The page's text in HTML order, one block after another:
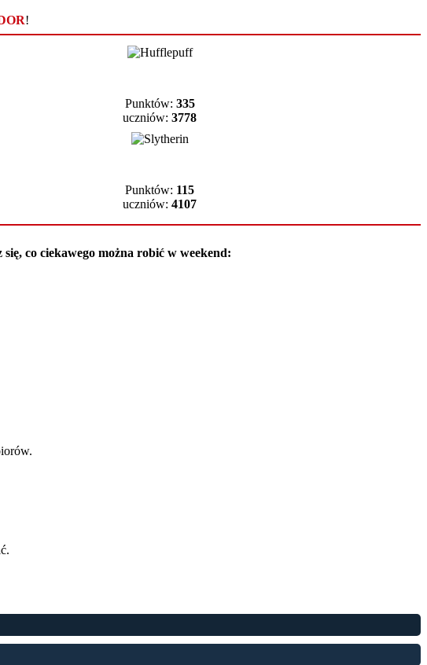
!
Punktów: 335
uczniów: 3778
Punktów: 115
uczniów: 4107
co ciekawego można robić w weekend: